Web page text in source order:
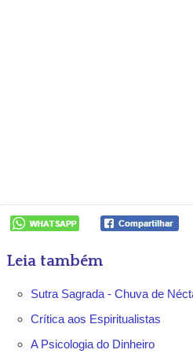
Leia também
Sutra Sagrada - Chuva de
Crítica aos Espiritualistas
A Psicologia do Dinheiro